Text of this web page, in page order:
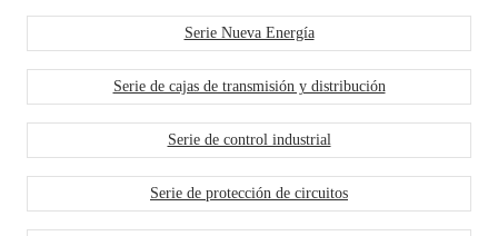
Serie Nueva Energía
Serie de cajas de transmisión y distribución
Serie de control industrial
Serie de protección de circuitos